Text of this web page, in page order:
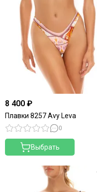
8 400 ₽
Плавки 8257 Avy Leva
0
Выбрать